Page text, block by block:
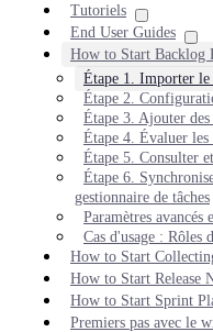
Tutoriels
End User Guides
How to Start Backlog
Étape 1. Importer
Étape 2.
Étape 3. Ajouter
Étape 4. Évaluer
Étape 5. Consulter
Étape 6.
gestionnaire de tâches
Paramètres
Cas d'usage : Rôles
How to Start
How to Start Release
How to Start Sprint
Premiers pas avec le